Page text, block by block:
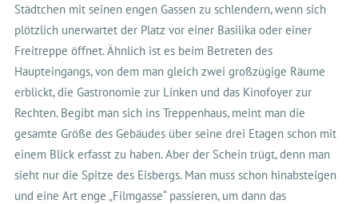
Städtchen mit seinen engen Gassen zu schlendern, wenn sich
plötzlich unerwartet der Platz vor einer Basilika oder einer
Freitreppe öffnet. Ähnlich ist es beim Betreten des
Haupteingangs, von dem man gleich zwei großzügige Räume
erblickt, die Gastronomie zur Linken und das Kinofoyer zur
Rechten. Begibt man sich ins Treppenhaus, meint man die
gesamte Größe des Gebäudes über seine drei Etagen schon mit
einem Blick erfasst zu haben. Aber der Schein trügt, denn man
sieht nur die Spitze des Eisbergs. Man muss schon hinabsteigen
und eine Art enge „Filmgasse“ passieren, um dann das